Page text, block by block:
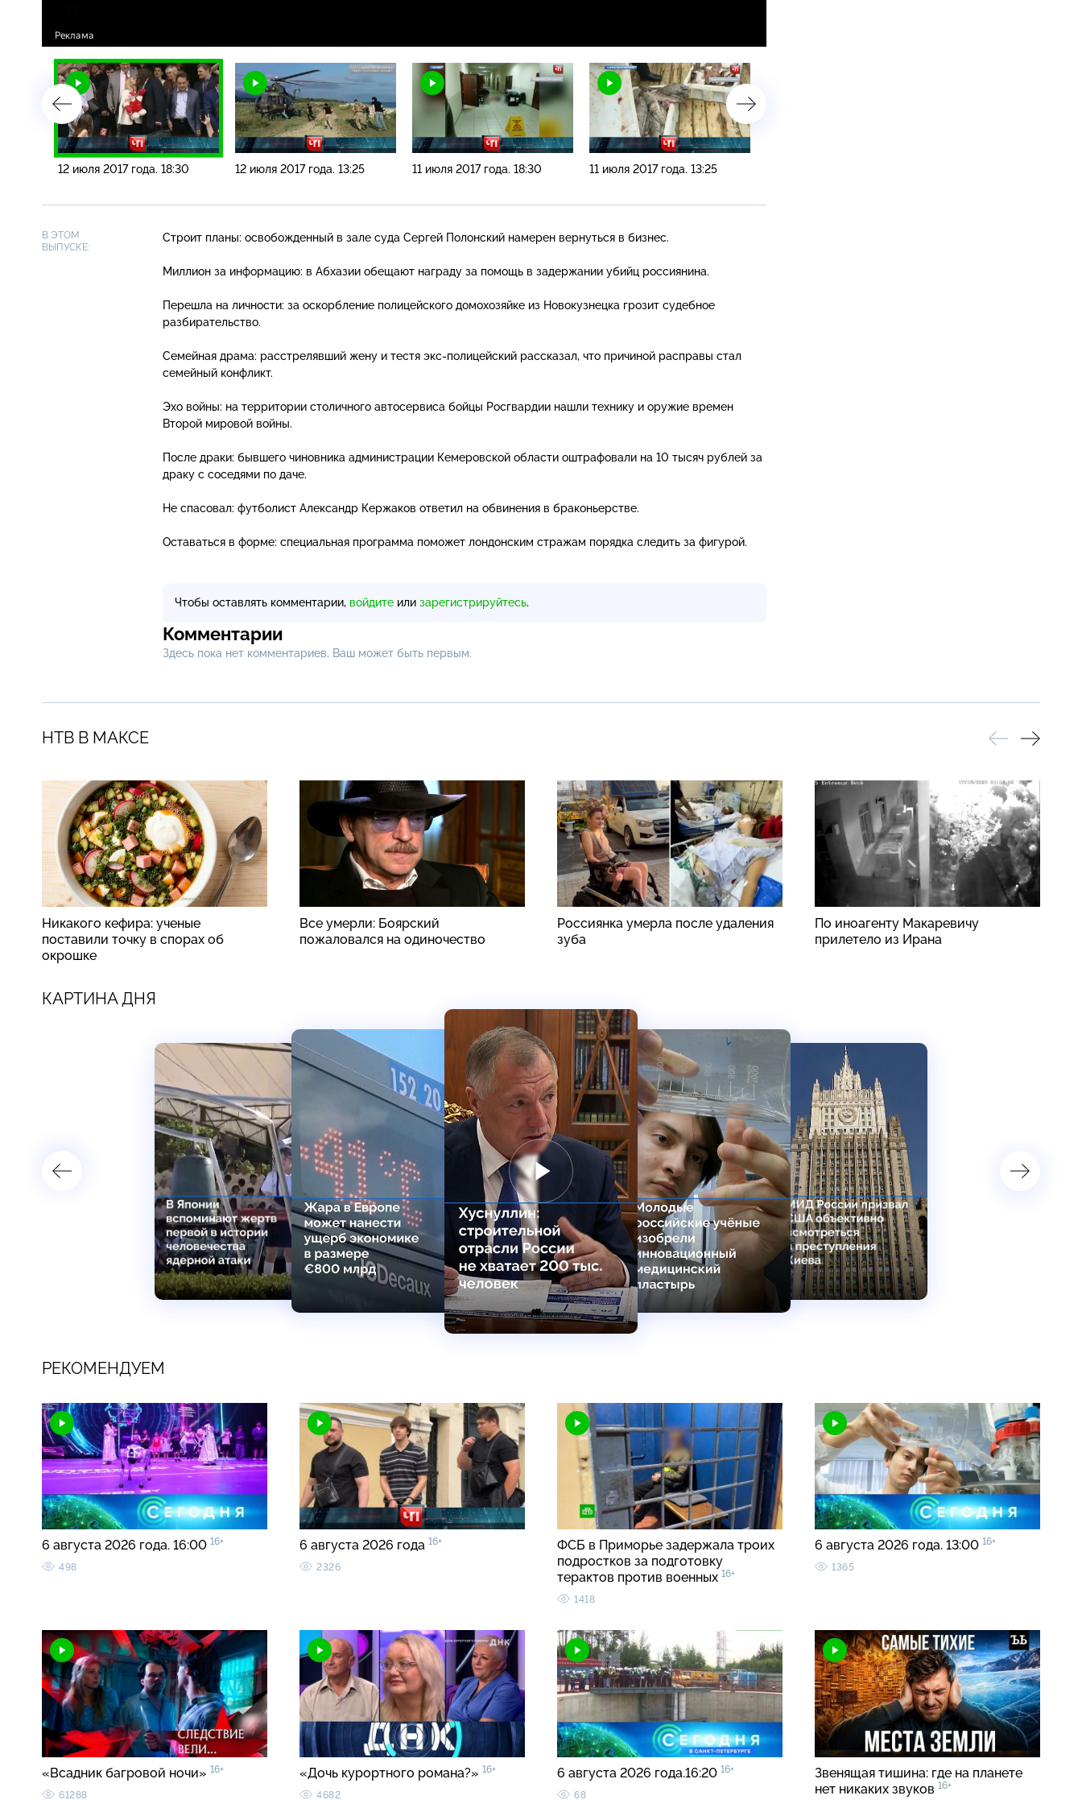
12 июля 2017 года. 18:30 12 июля 2017 года. 13:25 11 июля 2017 года. 18:30 11 июля 2017 года. 13:25
В ЭТОМ
ВЫПУСКЕ:
Строит планы: освобожденный в зале суда Сергей Полонский намерен вернуться в бизнес.
Миллион за информацию: в Абхазии обещают награду за помощь в задержании убийц россиянина.
Перешла на личности: за оскорбление полицейского домохозяйке из Новокузнецка грозит судебное
разбирательство.
Семейная драма: расстрелявший жену и тестя экс-полицейский рассказал, что причиной расправы стал
семейный конфликт.
Эхо войны: на территории столичного автосервиса бойцы Росгвардии нашли технику и оружие времен
Второй мировой войны.
После драки: бывшего чиновника администрации Кемеровской области оштрафовали на 10 тысяч рублей за
драку с соседями по даче.
Не спасовал: футболист Александр Кержаков ответил на обвинения в браконьерстве.
Оставаться в форме: специальная программа поможет лондонским стражам порядка следить за фигурой.
Чтобы оставлять комментарии, войдите или зарегистрируйтесь.
Комментарии
Здесь пока нет комментариев, Ваш может быть первым.
НТВ В МАКСЕ
Никакого кефира: ученые
поставили точку в спорах об
окрошке
Все умерли: Боярский
пожаловался на одиночество
Россиянка умерла после удаления
зуба
По иноагенту Макаревичу
прилетело из Ирана
КАРТИНА ДНЯ
РЕКОМЕНДУЕМ
6 августа 2026 года. 16:00 16+
498
6 августа 2026 года 16+
2326
ФСБ в Приморье задержала троих
подростков за подготовку
терактов против военных 16+
1418
6 августа 2026 года. 13:00 16+
1365
«Всадник багровой ночи» 16+
61288
«Дочь курортного романа?» 16+
4682
6 августа 2026 года.16:20 16+
68
Звенящая тишина: где на планете
нет никаких звуков 16+